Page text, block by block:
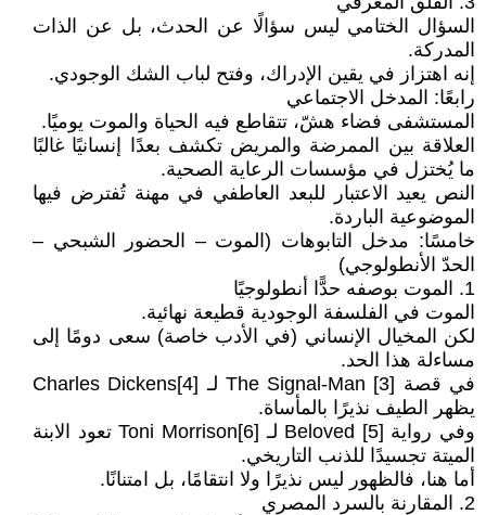
السؤال الختامي ليس سؤالًا عن الحدث، بل عن الذات
المدركة.
إنه اهتزاز في يقين الإدراك، وفتح لباب الشك الوجودي.
رابعًا: المدخل الاجتماعي
المستشفى فضاء هشّ، تتقاطع فيه الحياة والموت يوميًا.
العلاقة بين الممرضة والمريض تكشف بعدًا إنسانيًا غالبًا
ما يُختزل في مؤسسات الرعاية الصحية.
النص يعيد الاعتبار للبعد العاطفي في مهنة تُفترض فيها
الموضوعية الباردة.
خامسًا: مدخل التابوهات (الموت – الحضور الشبحي –
الحدّ الأنطولوجي)
1. الموت بوصفه حدًّا أنطولوجيًا
الموت في الفلسفة الوجودية قطيعة نهائية.
لكن المخيال الإنساني (في الأدب خاصة) سعى دومًا إلى
مساءلة هذا الحد.
في قصة The Signal-Man [3] لـ Charles Dickens[4]
يظهر الطيف نذيرًا بالمأساة.
وفي رواية Beloved [5] لـ Toni Morrison[6] تعود الابنة
الميتة تجسيدًا للذنب التاريخي.
أما هنا، فالظهور ليس نذيرًا ولا انتقامًا، بل امتنانًا.
2. المقارنة بالسرد المصري